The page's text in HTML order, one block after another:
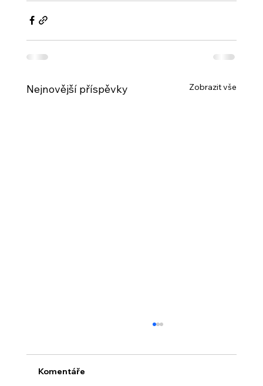
Nejnovější příspěvky Zobrazit vše
Komentáře